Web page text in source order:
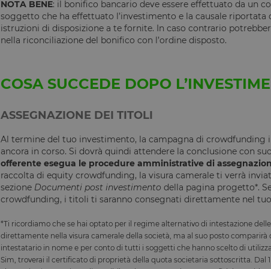
NOTA BENE: il bonifico bancario deve essere effettuato da un
soggetto che ha effettuato l’investimento e la causale riportata
istruzioni di disposizione a te fornite. In caso contrario
nella riconciliazione del bonifico con l’ordine disposto.
COSA SUCCEDE DOPO
ASSEGNAZIONE DEI TITOLI
Al termine del tuo investimento, la campagna di crowdfunding
ancora in corso. Si dovrà quindi attendere la conclusione con
offerente esegua le procedure amministrative di
raccolta di equity crowdfunding, la visura camerale ti verrà
sezione Documenti post investimento della pagina progetto*.
crowdfunding, i titoli ti saranno consegnati direttamente nel
*Ti ricordiamo che se hai optato per il regime alternativo di intestazione
direttamente nella visura camerale della società, ma al suo posto
intestatario in nome e per conto di tutti i soggetti che hanno scelto di
Sim, troverai il certificato di proprietà della quota societaria sottoscritta. Dal